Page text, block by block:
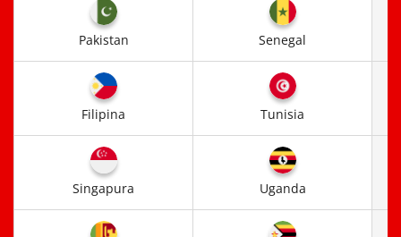
Pakistan Senegal
Filipina Tunisia
Singapura Uganda